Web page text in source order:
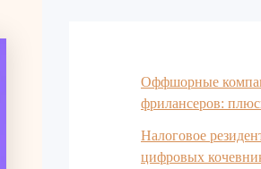
Оффшорные
фрилансеров:
Налоговое
цифровых